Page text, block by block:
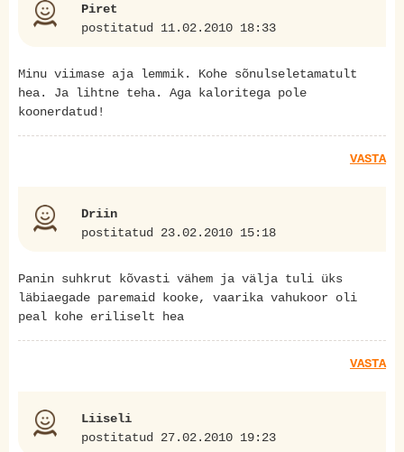
Piret
postitatud 11.02.2010 18:33
Minu viimase aja lemmik. Kohe sõnulseletamatult
hea. Ja lihtne teha. Aga kaloritega pole
koonerdatud!
VASTA
Driin
postitatud 23.02.2010 15:18
Panin suhkrut kõvasti vähem ja välja tuli üks
läbiaegade paremaid kooke, vaarika vahukoor oli
peal kohe eriliselt hea
VASTA
Liiseli
postitatud 27.02.2010 19:23